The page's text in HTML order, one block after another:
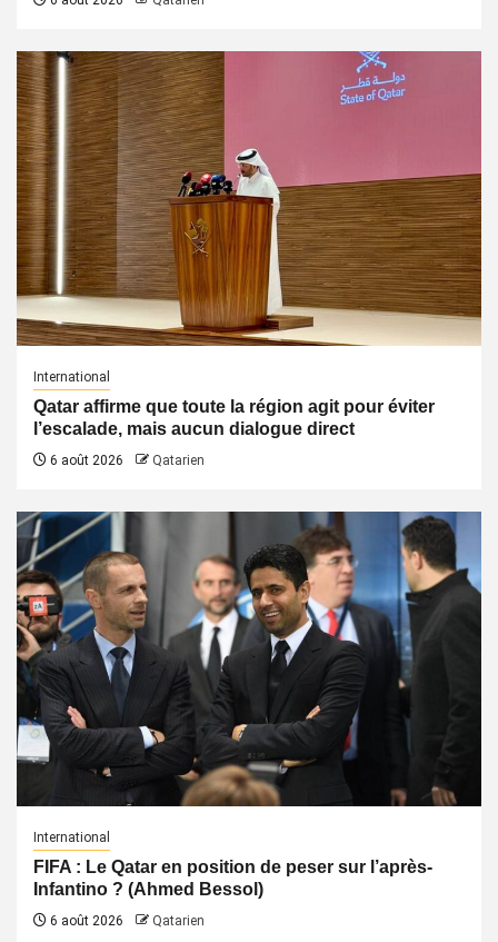
International
Qatar affirme que toute la région agit pour éviter
l’escalade, mais aucun dialogue direct
6 août 2026 Qatarien
International
FIFA : Le Qatar en position de peser sur l’après-
Infantino ? (Ahmed Bessol)
6 août 2026 Qatarien